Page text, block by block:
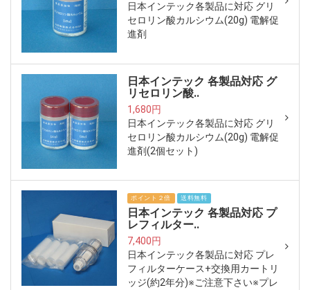
日本インテック各製品に対応 グリ
セロリン酸カルシウム(20g) 電解促
進剤
日本インテック 各製品対応 グ
リセロリン酸..
1,680円
日本インテック各製品に対応 グリ
セロリン酸カルシウム(20g) 電解促
進剤(2個セット)
ポイント２倍 送料無料
日本インテック 各製品対応 プ
レフィルター..
7,400円
日本インテック各製品に対応 プレ
フィルターケース+交換用カートリ
ッジ(約2年分)※ご注意下さい※プレ